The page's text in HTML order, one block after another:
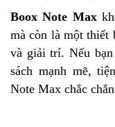
Boox Note Max
mà còn là một thiết
và giải trí. Nếu
sách mạnh mẽ,
Note Max chắc